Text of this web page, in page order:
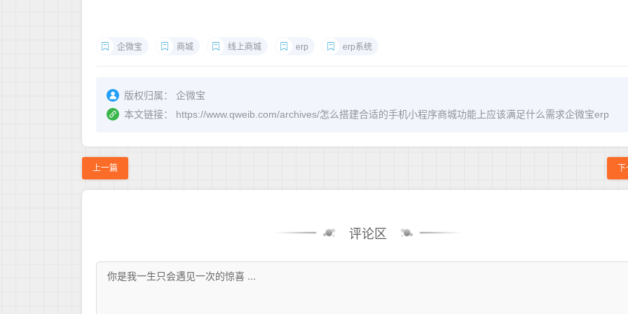
企微宝 商城 线上商城 erp erp系统
版权归属：
企微宝
本文链接：
https://www.qweib.com/archives/怎么搭建合适的手机小程序商城功能上应该满足什么需求企微宝erp
上一篇
评论区